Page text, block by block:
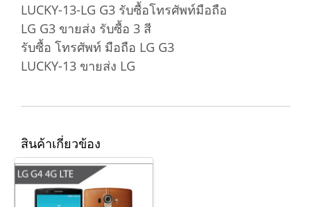
LUCKY-13-LG G3 รับซื้อโทรศัพท์มือถือ
LG G3 ขายส่ง รับซื้อ 3 สี
รับซื้อ โทรศัพท์ มือถือ LG G3
LUCKY-13 ขายส่ง LG
สินค้าเกี่ยวข้อง